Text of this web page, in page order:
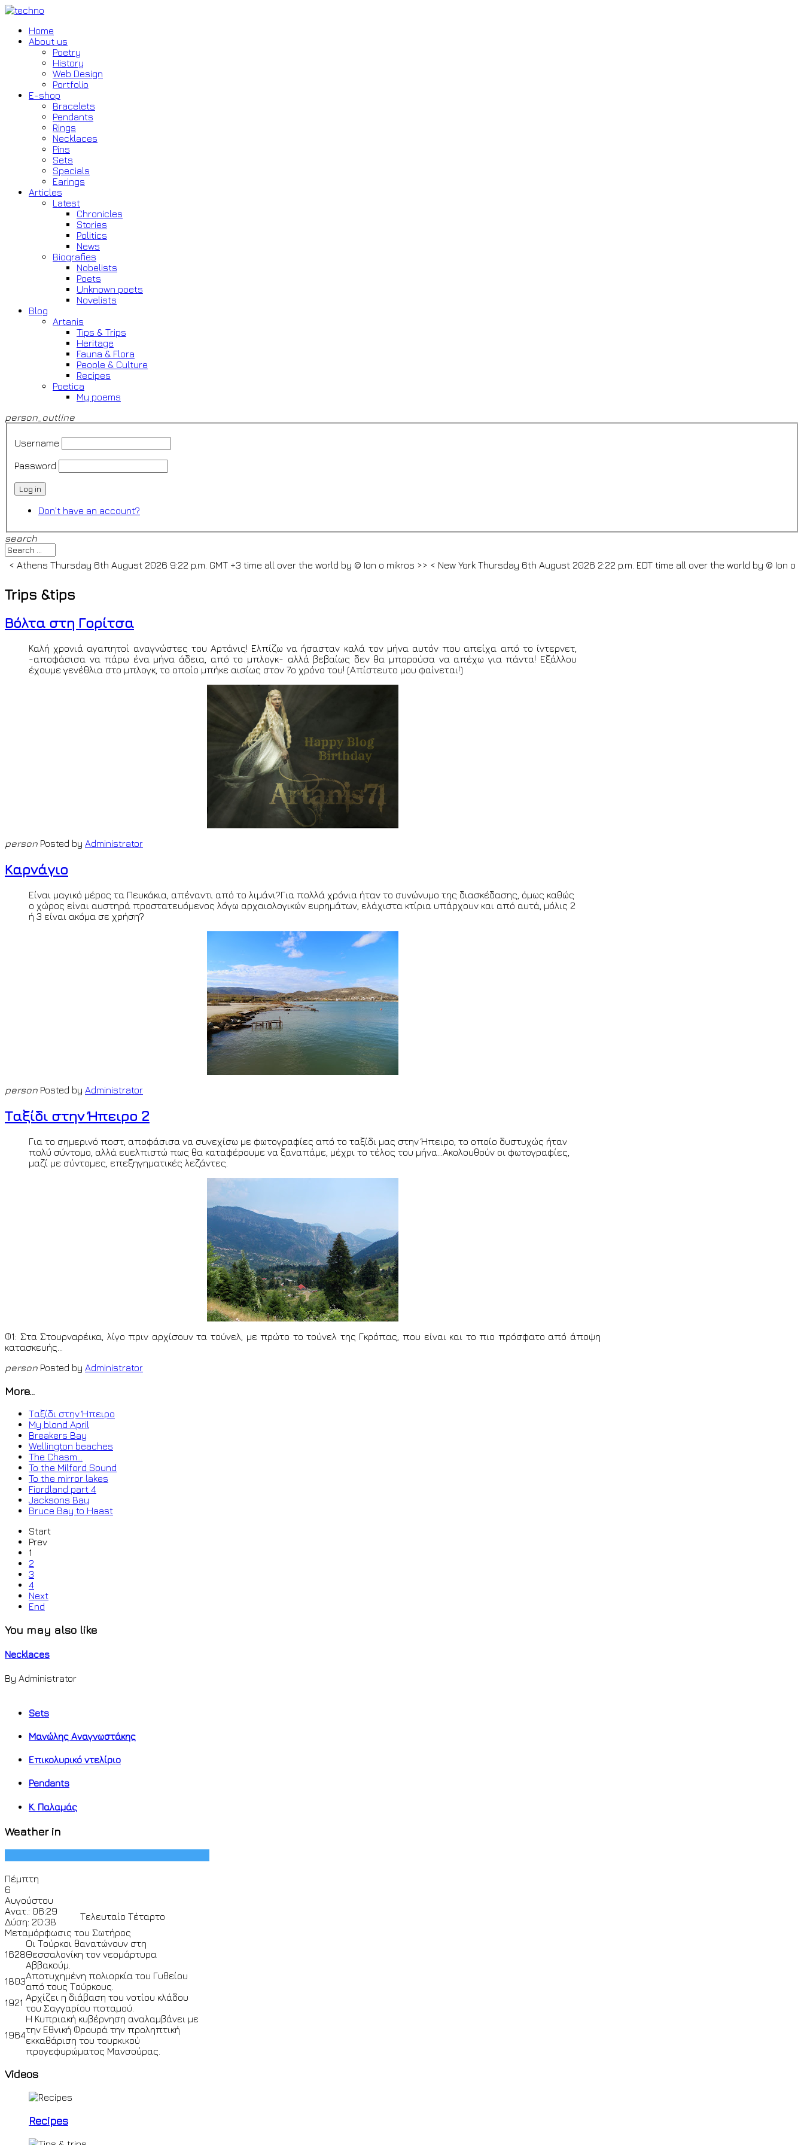
Home
About us
Poetry
History
Web Design
Portfolio
E-shop
Bracelets
Pendants
Rings
Necklaces
Pins
Sets
Specials
Earings
Articles
Latest
Chronicles
Stories
Politics
News
Biografies
Nobelists
Poets
Unknown poets
Novelists
Blog
Artanis
Tips & Trips
Heritage
Fauna & Flora
People & Culture
Recipes
Poetica
My poems
person_outline
Username
Password
Log in
Don't have an account?
search
< Athens Thursday 6th August 2026 9:22 p.m. GMT +3 time all over the world by © Ion o mikros >> < New York Thursday 6th August 2026 2:22 p.m. EDT time all over the world by © Ion o
by © Ion o mikros >>
Aires Thursday 6th August 2026 3:22 p.m. GMT -3
Trips &tips
Βόλτα στη Γορίτσα
Καλή χρονιά αγαπητοί αναγνώστες του Αρτάνις! Ελπίζω να ήσασταν καλά τον μήνα αυτόν που απείχα από το ίντερνετ,
-αποφάσισα να πάρω ένα μήνα άδεια, από το μπλογκ- αλλά βεβαίως δεν θα μπορούσα να απέχω για πάντα! Εξάλλου
έχουμε γενέθλια στο μπλογκ, το οποίο μπήκε αισίως στον 7ο χρόνο του! (Απίστευτο μου φαίνεται!)
person Posted by Administrator
Καρνάγιο
Είναι μαγικό μέρος τα Πευκάκια, απέναντι από το λιμάνι?Για πολλά χρόνια ήταν το συνώνυμο της διασκέδασης, όμως καθώς
ο χώρος είναι αυστηρά προστατευόμενος λόγω αρχαιολογικών ευρημάτων, ελάχιστα κτίρια υπάρχουν και από αυτά, μόλις 2
ή 3 είναι ακόμα σε χρήση?
person Posted by Administrator
Ταξίδι στην Ήπειρο 2
Για το σημερινό ποστ, αποφάσισα να συνεχίσω με φωτογραφίες από το ταξίδι μας στην Ήπειρο, το οποίο δυστυχώς ήταν
πολύ σύντομο, αλλά ευελπιστώ πως θα καταφέρουμε να ξαναπάμε, μέχρι το τέλος του μήνα...Ακολουθούν οι φωτογραφίες,
μαζί με σύντομες, επεξηγηματικές λεζάντες.
Φ1: Στα Στουρναρέικα, λίγο πριν αρχίσουν τα τούνελ, με πρώτο το τούνελ της Γκρόπας, που είναι και το πιο πρόσφατο από άποψη
κατασκευής...
person Posted by Administrator
More...
Ταξίδι στην Ήπειρο
My blond April
Breakers Bay
Wellington beaches
The Chasm...
To the Milford Sound
To the mirror lakes
Fiordland part 4
Jacksons Bay
Bruce Bay to Haast
Start
Prev
1
2
3
4
Next
End
You may also like
Necklaces
By Administrator
Sets
Μανώλης Αναγνωστάκης
Επικολυρικό ντελίριο
Pendants
K. Παλαμάς
Weather in
Πέμπτη
6
Αυγούστου
Ανατ.: 06:29
Δύση: 20:38
Τελευταίο Τέταρτο
Μεταμόρφωσις του Σωτήρος
1628
Οι Τούρκοι θανατώνουν στη
Θεσσαλονίκη τον νεομάρτυρα
Αββακούμ.
1803Αποτυχημένη πολιορκία του Γυθείου
από τους Τούρκους.
1921 Αρχίζει η διάβαση του νοτίου κλάδου
του Σαγγαρίου ποταμού.
1964
Η Κυπριακή κυβέρνηση αναλαμβάνει με
την Εθνική Φρουρά την προληπτική
εκκαθάριση του τουρκικού
προγεφυρώματος Μανσούρας.
Videos
Recipes